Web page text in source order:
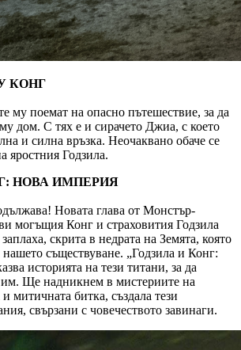
КОНГ
му поемат на опасно пътешествие, за да
дом. С тях е и сирачето Джиа, с което
и силна връзка. Неочаквано обаче се
яростния Годзила.
НОВА ИМПЕРИЯ
Новата глава от Монстър-
могъщия Конг и страховития Годзила
скрита в недрата на Земята, която
съществуване. „Годзила и Конг:
историята на тези титани, за да
им. Ще надникнем в мистериите на
митичната битка, създала тези
свързани с човечеството завинаги.